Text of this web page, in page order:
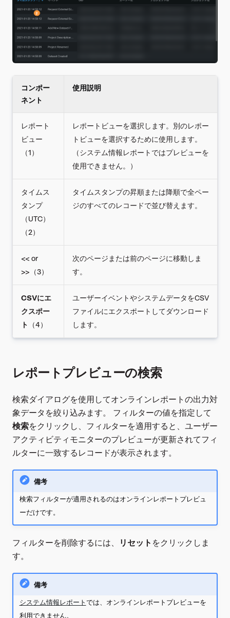
コンポー
ネント
使用説明
レポート
ビュー
（1）
レポートビューを選択します。別のレポー
トビューを選択するために使用します。
（システム情報レポートではプレビューを
使用できません。）
タイムス
タンプ
（UTC）
（2）
タイムスタンプの昇順または降順で全ペー
ジのすべてのレコードで並び替えます。
<< or
>>（3）
次のページまたは前のページに移動しま
す。
CSVにエ
クスポー
ト
（4）
ユーザーイベントやシステムデータをCSV
ファイルにエクスポートしてダウンロード
します。
レポートプレビューの検索
検索ダイアログを使用してオンラインレポートの出力対
象データを絞り込みます。 フィルターの値を指定して
検索をクリックし、フィルターを適用すると、ユーザー
アクティビティモニターのプレビューが更新されてフィ
ルターに一致するレコードが表示されます。
備考
検索フィルターが適用されるのはオンラインレポートプレビュ
ーだけです。
フィルターを削除するには、 リセット をクリックしま
す。
備考
システム情報レポートでは、オンラインレポートプレビューを
利用できません。